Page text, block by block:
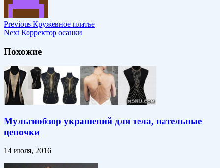
Previous Кружевное платье
Next Корректор осанки
Похожие
Мультиобзор украшений для тела, нательные
цепочки
14 июля, 2016